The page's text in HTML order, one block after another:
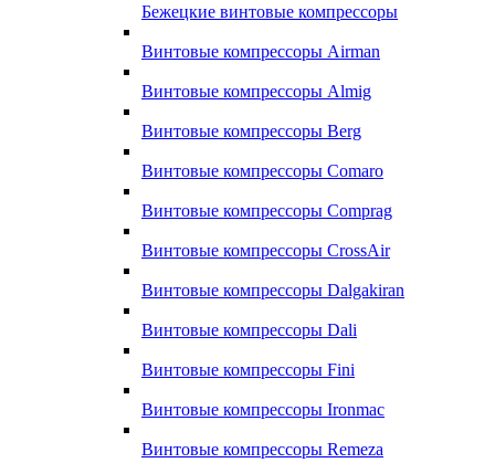
Бежецкие винтовые компрессоры
Винтовые компрессоры Airman
Винтовые компрессоры Almig
Винтовые компрессоры Berg
Винтовые компрессоры Comaro
Винтовые компрессоры Comprag
Винтовые компрессоры CrossAir
Винтовые компрессоры Dalgakiran
Винтовые компрессоры Dali
Винтовые компрессоры Fini
Винтовые компрессоры Ironmac
Винтовые компрессоры Remeza